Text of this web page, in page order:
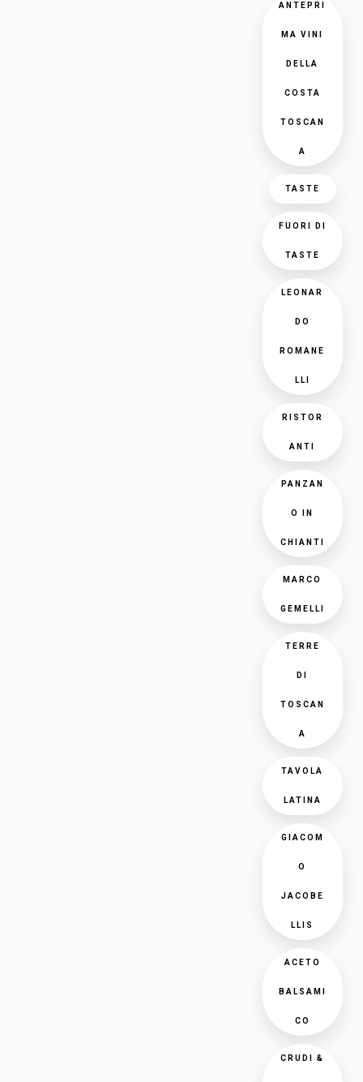
ANTEPRI
MA VINI
DELLA
COSTA
TOSCAN
A
TASTE
FUORI DI
TASTE
LEONAR
DO
ROMANE
LLI
RISTOR
ANTI
PANZAN
O IN
CHIANTI
MARCO
GEMELLI
TERRE
DI
TOSCAN
A
TAVOLA
LATINA
GIACOM
O
JACOBE
LLIS
ACETO
BALSAMI
CO
CRUDI &